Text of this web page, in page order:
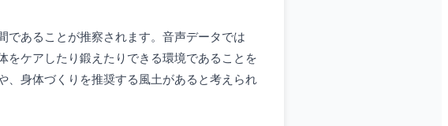
であることが推察されます。音声データでは
をケアしたり鍛えたりできる環境であることを
、身体づくりを推奨する風土があると考えられ